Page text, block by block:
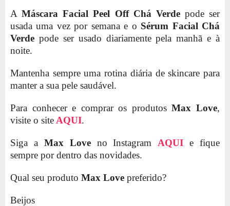
AMáscara Facial Peel Off Chá Verdepode ser
usada uma vez por semana e o Sérum Facial Chá
Verde pode ser usado diariamente pela manhã e à
noite.
Mantenha sempre uma rotina diária de skincare para
manter a sua pele saudável.
Para conhecer e comprar os produtosMax Love,
visite o site AQUI.
Siga a Max Loveno Instagram AQUI e fique
sempre por dentro das novidades.
Qual seu produto Max Love preferido?
Beijos